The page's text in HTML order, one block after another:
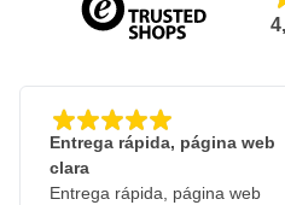
Entrega rápida, página web
clara
Entrega rápida, página web